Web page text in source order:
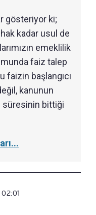
gösteriyor ki;
kadar usul de
emeklilik
faiz talep
faizin başlangıcı
kanunun
süresinin bittiği